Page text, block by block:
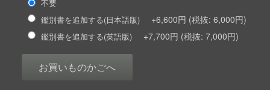
不要
鑑別書を追加する(日本語版)
+6,600円 6,000円
鑑別書を追加する(英語版) +7,700円 7,000円
お買いものかごへ